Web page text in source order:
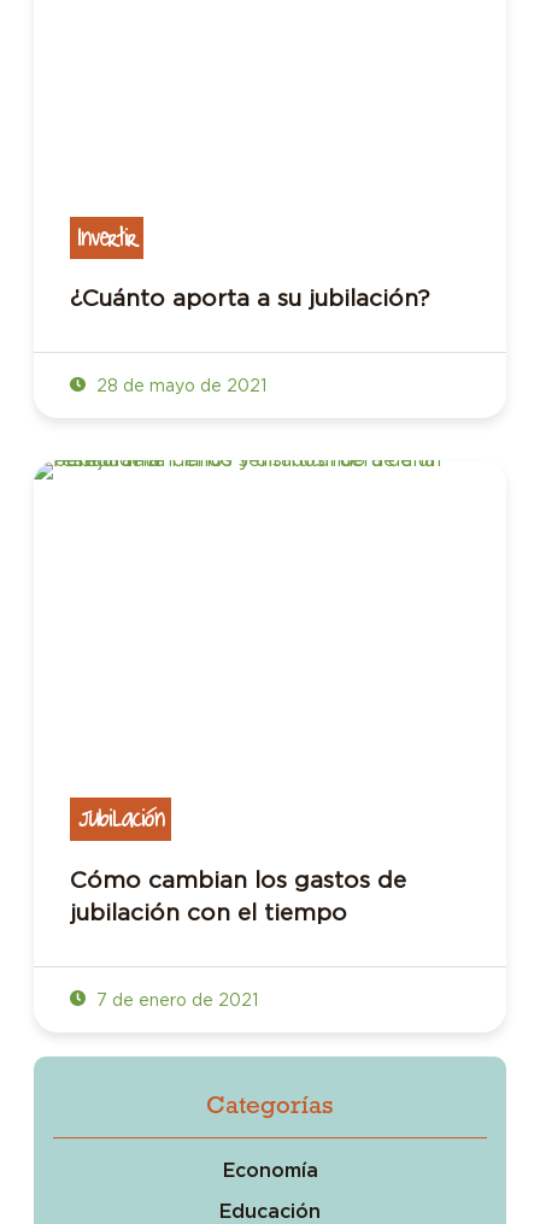
Invertir
¿Cuánto aporta a su jubilación?
28 de mayo de 2021
Jubilación
Cómo cambian los gastos de
jubilación con el tiempo
7 de enero de 2021
Categorías
Economía
Educación